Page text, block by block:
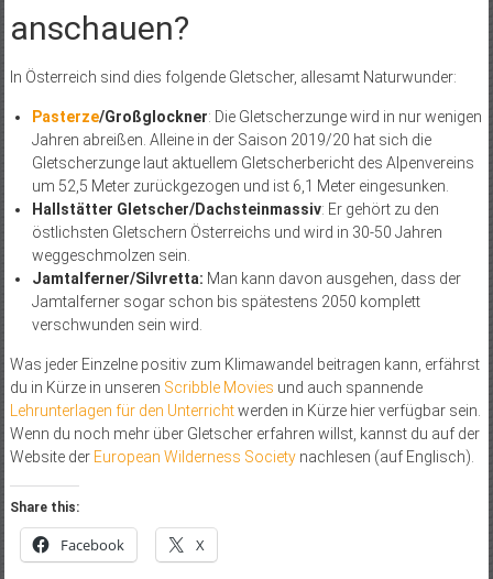
anschauen?
In Österreich sind dies folgende Gletscher, allesamt Naturwunder:
Pasterze/Großglockner: Die Gletscherzunge wird in nur wenigen
Jahren abreißen. Alleine in der Saison 2019/20 hat sich die
Gletscherzunge laut aktuellem Gletscherbericht des Alpenvereins
um 52,5 Meter zurückgezogen und ist 6,1 Meter eingesunken.
Hallstätter Gletscher/Dachsteinmassiv: Er gehört zu den
östlichsten Gletschern Österreichs und wird in 30-50 Jahren
weggeschmolzen sein.
Jamtalferner/Silvretta: Man kann davon ausgehen, dass der
Jamtalferner sogar schon bis spätestens 2050 komplett
verschwunden sein wird.
Was jeder Einzelne positiv zum Klimawandel beitragen kann, erfährst
du in Kürze in unseren Scribble Movies und auch spannende
Lehrunterlagen für den Unterrichtwerden in Kürze hier verfügbar sein.
Wenn du noch mehr über Gletscher erfahren willst, kannst du auf der
Website der European Wilderness Societynachlesen (auf Englisch).
Share this:
Facebook X